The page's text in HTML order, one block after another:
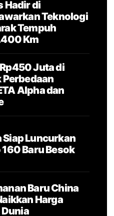
Hadir di
Teknologi
Tempuh
Km
Juta di
Perbedaan
Alpha dan
Siap Luncurkan
Baru Besok
Baru China
Harga